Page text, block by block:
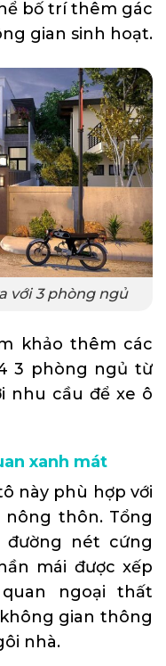
bố trí thêm gác
gian sinh hoạt.
với 3 phòng ngủ
khảo thêm các
3 phòng ngủ từ
nhu cầu để xe ô
xanh mát
này phù hợp với
thôn. Tổng
nét cứng
mái được xếp
ngoại thất
gian thông
nhà.